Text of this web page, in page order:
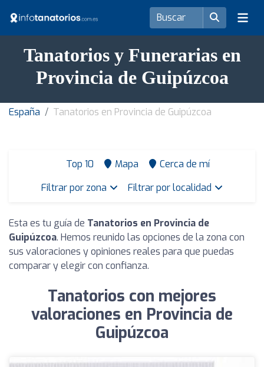
Tanatorios y Funerarias en
Provincia de Guipúzcoa
España Tanatorios en Provincia de Guipúzcoa
Top 10 Mapa
Cerca de mí
Filtrar por zona
Filtrar por localidad
Esta es tu guía de Tanatorios en Provincia de
Guipúzcoa. Hemos reunido las opciones de la zona con
sus valoraciones y opiniones reales para que puedas
comparar y elegir con confianza.
Tanatorios con mejores
valoraciones en Provincia de
Guipúzcoa